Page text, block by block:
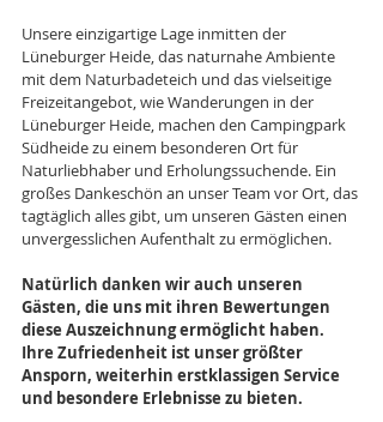
Unsere einzigartige Lage inmitten der
Lüneburger Heide, das naturnahe Ambiente
mit dem Naturbadeteich und das vielseitige
Freizeitangebot, wie Wanderungen in der
Lüneburger Heide, machen den Campingpark
Südheide zu einem besonderen Ort für
Naturliebhaber und Erholungssuchende. Ein
großes Dankeschön an unser Team vor Ort, das
tagtäglich alles gibt, um unseren Gästen einen
unvergesslichen Aufenthalt zu ermöglichen.
Natürlich danken wir auch unseren
Gästen, die uns mit ihren Bewertungen
diese Auszeichnung ermöglicht haben.
Ihre Zufriedenheit ist unser größter
Ansporn, weiterhin erstklassigen Service
und besondere Erlebnisse zu bieten.